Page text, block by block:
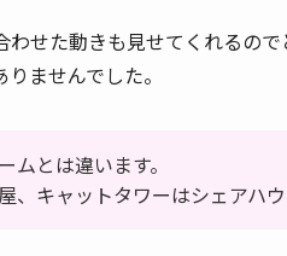
せた動きも見せてくれるの
ませんでした。
とは違います。
キャットタワーはシェアハウ